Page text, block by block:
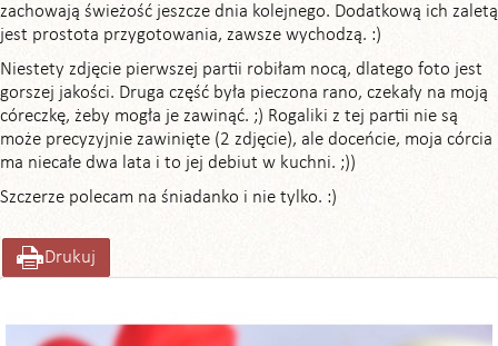
zachowają świeżość jeszcze dnia kolejnego. Dodatkową ich zaletą
jest prostota przygotowania, zawsze wychodzą. :)
Niestety zdjęcie pierwszej partii robiłam nocą, dlatego foto jest
gorszej jakości. Druga część była pieczona rano, czekały na moją
córeczkę, żeby mogła je zawinąć. ;) Rogaliki z tej partii nie są
może precyzyjnie zawinięte (2 zdjęcie), ale doceńcie, moja córcia
ma niecałe dwa lata i to jej debiut w kuchni. ;))
Szczerze polecam na śniadanko i nie tylko. :)
Drukuj